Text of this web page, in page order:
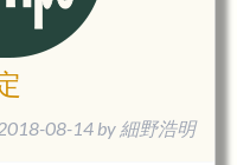
08-14 by 細野浩明